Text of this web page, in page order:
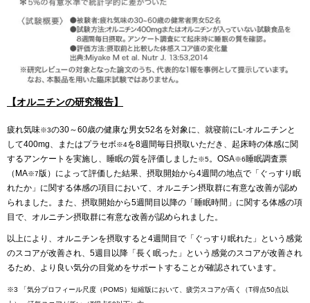
【オルニチンの研究報告】
疲れ気味※3の30～60歳の健康な男女52名を対象に、就寝前にL-オルニチンと
して400mg、またはプラセボ※4を8週間毎日摂取いただき、起床時の体感に関
するアンケートを実施し、睡眠の質を評価しました※5。OSA※6睡眠調査票
（MA※7版）によって評価した結果、摂取開始から4週間の地点で「ぐっすり眠
れたか」に関する体感の項目において、オルニチン摂取群に有意な改善が認め
られました。また、摂取開始から5週間目以降の「睡眠時間」に関する体感の項
目で、オルニチン摂取群に有意な改善が認められました。
以上により、オルニチンを摂取すると4週間目で「ぐっすり眠れた」という感覚
のスコアが改善され、5週目以降「長く眠った」という感覚のスコアが改善され
るため、より良い気分の目覚めをサポートすることが確認されています。
※3 「気分プロフィール尺度（POMS）短縮版において、疲労スコアが高く（T得点50点以